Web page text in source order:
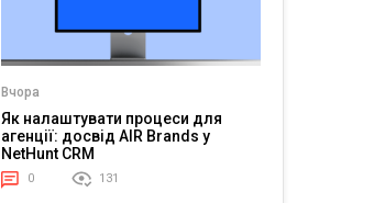
Вчора
Як налаштувати процеси для
агенції: досвід AIR Brands у
NetHunt CRM
0 131